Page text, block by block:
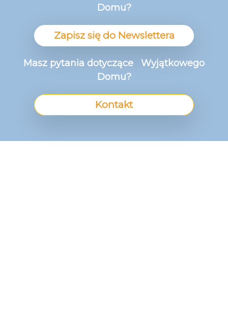
Domu?
Zapisz się do Newslettera
Masz pytania dotyczące Wyjątkowego
Domu?
Kontakt